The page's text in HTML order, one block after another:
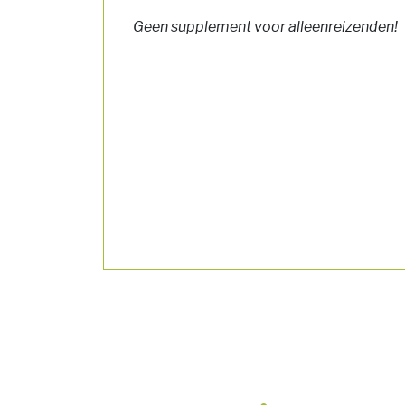
Geen supplement voor alleenreizenden!